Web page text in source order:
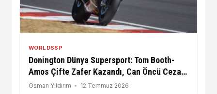
WORLDSSP
Donington Dünya Supersport: Tom Booth-
Amos Çifte Zafer Kazandı, Can Öncü Ceza
Aldı
Osman Yıldırım 12 Temmuz 2026